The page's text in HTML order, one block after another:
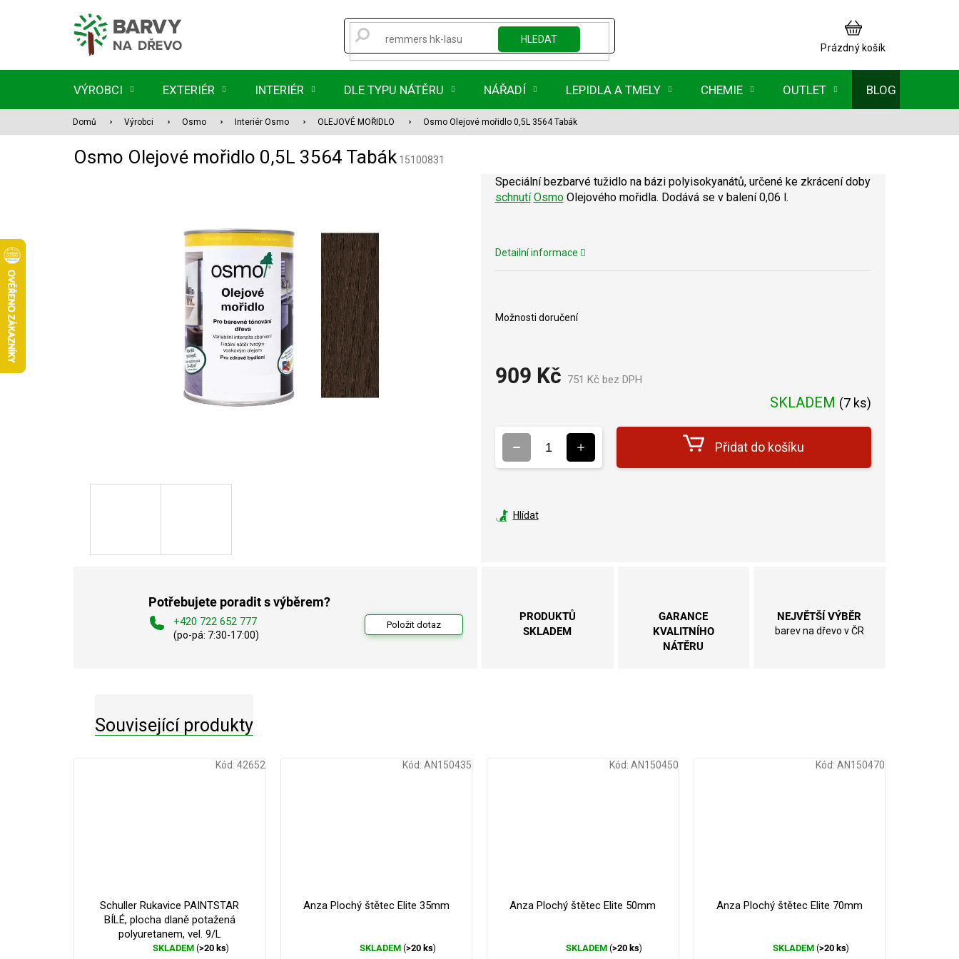
HLEDAT
NÁKUPNÍ
KOŠÍK
Prázdný košík
VÝROBCI EXTERIÉR INTERIÉR DLE TYPU NÁTĚRU NÁŘADÍ LEPIDLA A TMELY CHEMIE OUTLET BLOG
Domů Výrobci Osmo Interiér Osmo OLEJOVÉ MOŘIDLO Osmo Olejové mořidlo 0,5L 3564 Tabák
Osmo Olejové mořidlo 0,5L 3564 Tabák 15100831
909 Kč 751 Kč bez DPH
SKLADEM (7 ks)
Možnosti doručení
Přidat do košíku
Speciální bezbarvé tužidlo na bázi polyisokyanátů, určené ke zkrácení doby
schnutí OsmoOlejového mořidla. Dodává se v balení 0,06 l.
Detailní informace
Hlídat
Potřebujete poradit s výběrem?
+420 722 652 777
(po-pá: 7:30-17:00)
Položit dotaz
PRODUKTŮ
SKLADEM
GARANCE
KVALITNÍHO
NÁTĚRU
NEJVĚTŠÍ VÝBĚR
barev na dřevo v ČR
Související produkty
Schuller Rukavice PAINTSTAR
BÍLÉ, plocha dlaně potažená
polyuretanem, vel. 9/L
Průměrné
SKLADEM(>20 ks)
Kód: 42652
Anza Plochý štětec Elite 35mm
Průměrné
SKLADEM (>20 ks)
Kód: AN150435
Anza Plochý štětec Elite 50mm
Průměrné
SKLADEM(>20 ks)
Kód: AN150450
Anza Plochý štětec Elite 70mm
Průměrné
SKLADEM (>20 ks)
Kód: AN150470